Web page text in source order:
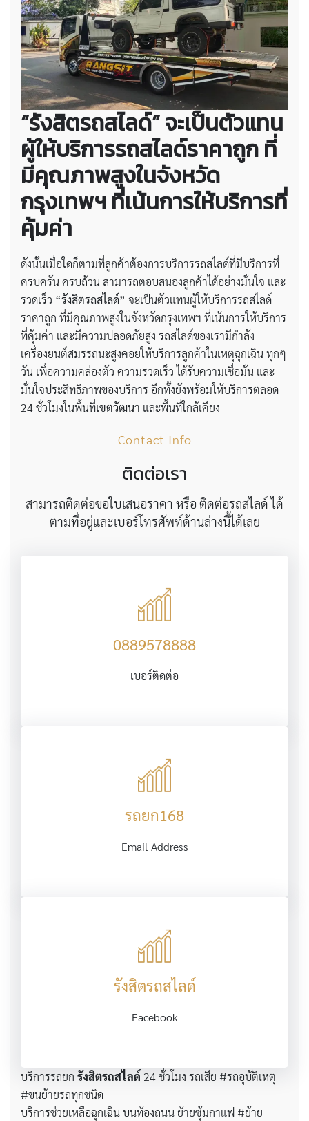
“รังสิตรถสไลด์” จะเป็นตัวแทน
ผู้ให้บริการรถสไลด์ราคาถูก ที่
มีคุณภาพสูงในจังหวัด
กรุงเทพฯ ที่เน้นการให้บริการที่
คุ้มค่า
ดังนั้นเมื่อใดก็ตามที่ลูกค้าต้องการบริการรถสไลด์ที่มีบริการที่
ครบครัน ครบถ้วน สามารถตอบสนองลูกค้าได้อย่างมั่นใจ และ
รวดเร็ว “รังสิตรถสไลด์” จะเป็นตัวแทนผู้ให้บริการรถสไลด์
ราคาถูก ที่มีคุณภาพสูงในจังหวัดกรุงเทพฯ ที่เน้นการให้บริการ
ที่คุ้มค่า และมีความปลอดภัยสูง รถสไลด์ของเรามีกำลัง
เครื่องยนต์สมรรถนะสูงคอยให้บริการลูกค้าในเหตุฉุกเฉิน ทุกๆ
วัน เพื่อความคล่องตัว ความรวดเร็ว ได้รับความเชื่อมั่น และ
มั่นใจประสิทธิภาพของบริการ อีกทั้งยังพร้อมให้บริการตลอด
24 ชั่วโมงในพื้นที่เขตวัฒนา และพื้นที่ใกล้เคียง
Contact Info
ติดต่อเรา
สามารถติดต่อขอใบเสนอราคา หรือ ติดต่อรถสไลด์ ได้
ตามที่อยู่และเบอร์โทรศัพท์ด้านล่างนี้ได้เลย
0889578888
เบอร์ติดต่อ
รถยก168
Email Address
รังสิตรถสไลด์
Facebook
บริการรถยก รังสิตรถสไลด์ 24 ชั่วโมง รถเสีย #รถอุบัติเหตุ
#ขนย้ายรถทุกชนิด
บริการช่วยเหลือฉุกเฉิน บนท้องถนน ย้ายซุ้มกาแฟ #ย้าย